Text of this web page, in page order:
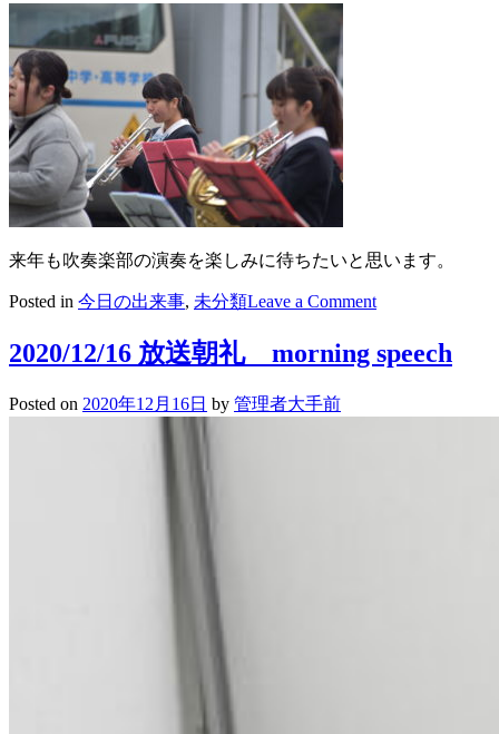
来年も吹奏楽部の演奏を楽しみに待ちたいと思います。
Posted in 今日の出来事, 未分類Leave a Commenton
奏
2020/12/16 放送朝礼 morning speech
Posted on 2020年12月16日 by 管理者大手前